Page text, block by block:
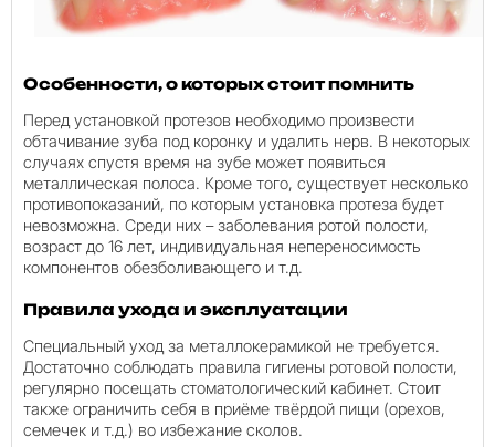
Особенности, о которых стоит помнить
Перед установкой протезов необходимо произвести
обтачивание зуба под коронку и удалить нерв. В некоторых
случаях спустя время на зубе может появиться
металлическая полоса. Кроме того, существует несколько
противопоказаний, по которым установка протеза будет
невозможна. Среди них – заболевания ротой полости,
возраст до 16 лет, индивидуальная непереносимость
компонентов обезболивающего и т.д.
Правила ухода и эксплуатации
Специальный уход за металлокерамикой не требуется.
Достаточно соблюдать правила гигиены ротовой полости,
регулярно посещать стоматологический кабинет. Стоит
также ограничить себя в приёме твёрдой пищи (орехов,
семечек и т.д.) во избежание сколов.